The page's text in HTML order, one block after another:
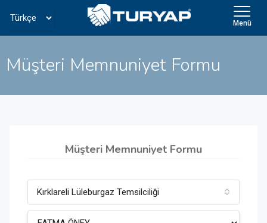
Menü
Müşteri Memnuniyet Formu
Müşteri Memnuniyet Formu
Kırklareli Lüleburgaz Temsilciliği